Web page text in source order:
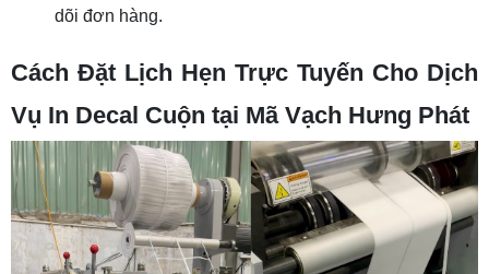
dõi đơn hàng.
Cách Đặt Lịch Hẹn Trực Tuyến Cho Dịch
Vụ In Decal Cuộn tại Mã Vạch Hưng Phát